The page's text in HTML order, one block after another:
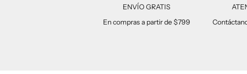
ENVÍO GRATIS
En compras a partir de $799